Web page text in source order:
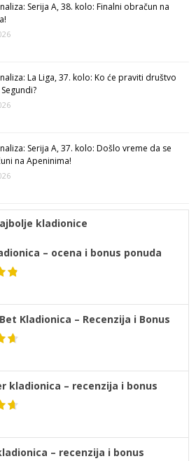
Serija A, 38. kolo: Finalni obračun na
La Liga, 37. kolo: Ko će praviti društvo
Serija A, 37. kolo: Došlo vreme da se
na Apeninima!
kladionice
– ocena i bonus ponuda
Kladionica – Recenzija i Bonus
kladionica – recenzija i bonus
– recenzija i bonus